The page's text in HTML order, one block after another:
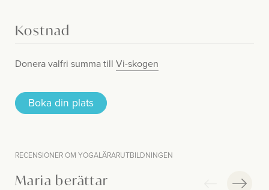
Kostnad
Donera valfri summa till Vi-skogen
Boka din plats
RECENSIONER OM YOGALÄRARUTBILDNINGEN
Maria berättar